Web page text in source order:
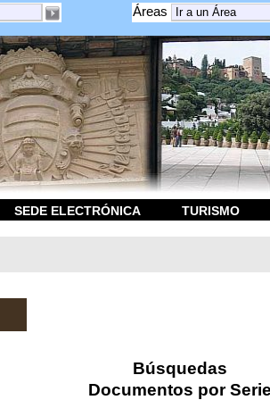
Áreas
SEDE ELECTRÓNICA TURISMO
Búsquedas
Documentos por